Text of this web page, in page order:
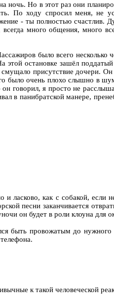
ночь. Но в этот раз они
По ходу спросил меня, не
- ты полностью
много общения, много
было всего несколько
этой остановке зашёл
присутствие дочери.
было очень плохо слышно в
говорил, я просто не
в панибратской манере,
как с собакой, если
песни заканчивается
он будет в роли клоуна для
быть провожатым до нужного
к такой человеческой